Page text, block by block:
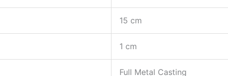
15 cm
1 cm
Full Metal Casting